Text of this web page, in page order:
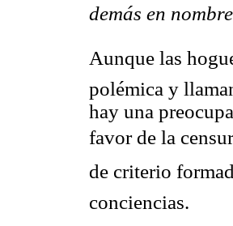
demás en
Aunque las
polémica y
hay una
favor de la
de criterio
conciencias.